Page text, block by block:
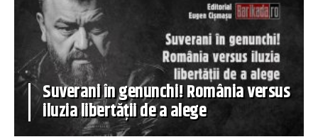
Suverani în genunchi! România versus
iluzia libertății de a alege